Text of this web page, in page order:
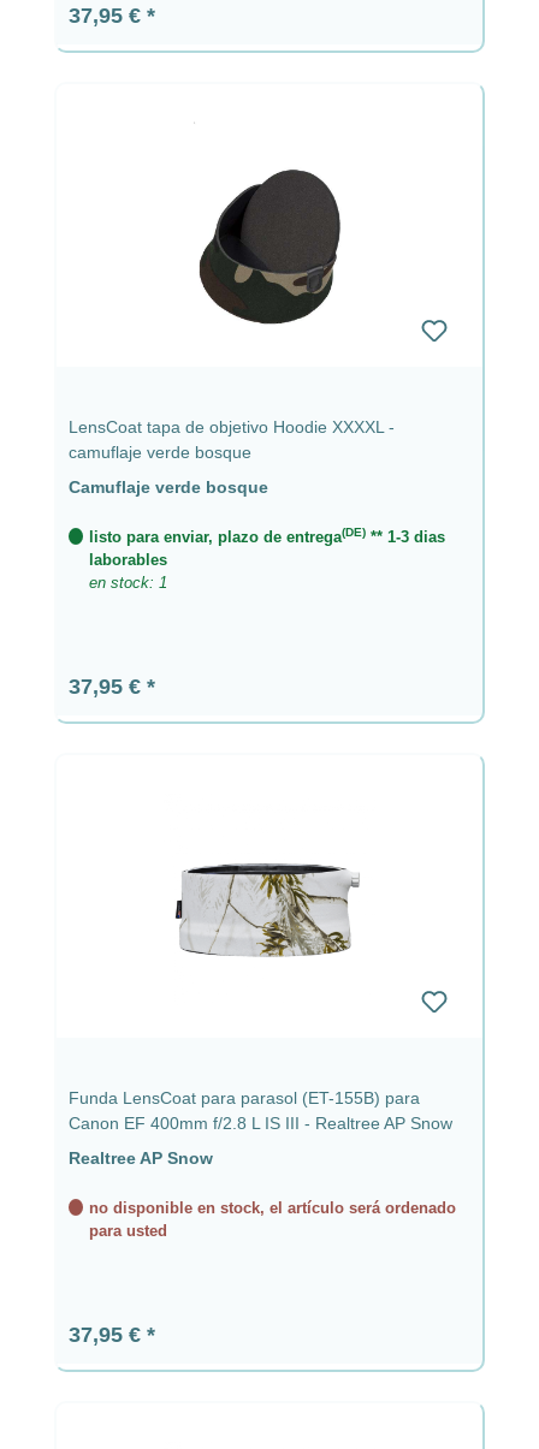
Precio normal:
37,95 €
LensCoat tapa de objetivo Hoodie XXXXL -
camuflaje verde bosque
Camuflaje verde bosque
listo para enviar, plazo de entrega(DE) ** 1-3 dias
laborables
en stock: 1
Precio normal:
37,95 €
Funda LensCoat para parasol (ET-155B) para
Canon EF 400mm f/2.8 L IS III - Realtree AP Snow
Realtree AP Snow
no disponible en stock, el artículo será ordenado
para usted
Precio normal:
37,95 €